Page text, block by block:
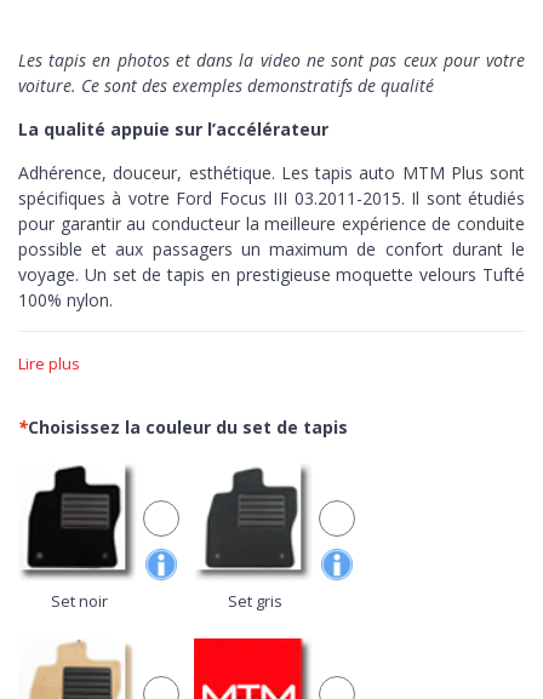
Les tapis en photos et dans la video ne sont pas ceux pour votre
voiture. Ce sont des exemples demonstratifs de qualité
La qualité appuie sur l’accélérateur
Adhérence, douceur, esthétique. Les tapis auto MTM Plus sont
spécifiques à votre Ford Focus III 03.2011-2015. Il sont étudiés
pour garantir au conducteur la meilleure expérience de conduite
possible et aux passagers un maximum de confort durant le
voyage. Un set de tapis en prestigieuse moquette velours Tufté
100% nylon.
découpés à la perfection en fonction des courbes de votre
un contrôle maximum, zéro peur de pousser sur les pédales.
Douceur >
Avec le velours Tufté, ouvrez les portes de votre
voiture à la moquette plus prisé du secteur automobile. Un
confortable nylon de grande qualité avec finitions réalisée au
métier à tisser pour obtenir une excellente densité de fibres, une
grande luminosité du tissu et une extrême simplicité de
nettoyage.
Esthétique >
Minutieuses finitions aussi bien sur le dessus que
sur le dessous, les tapis de la gamme MTM Plus,
Italy,
sont beaux à voir et à toucher. De nombreuses
Lire plus
*Choisissez la couleur du set de tapis
Set noir Set gris